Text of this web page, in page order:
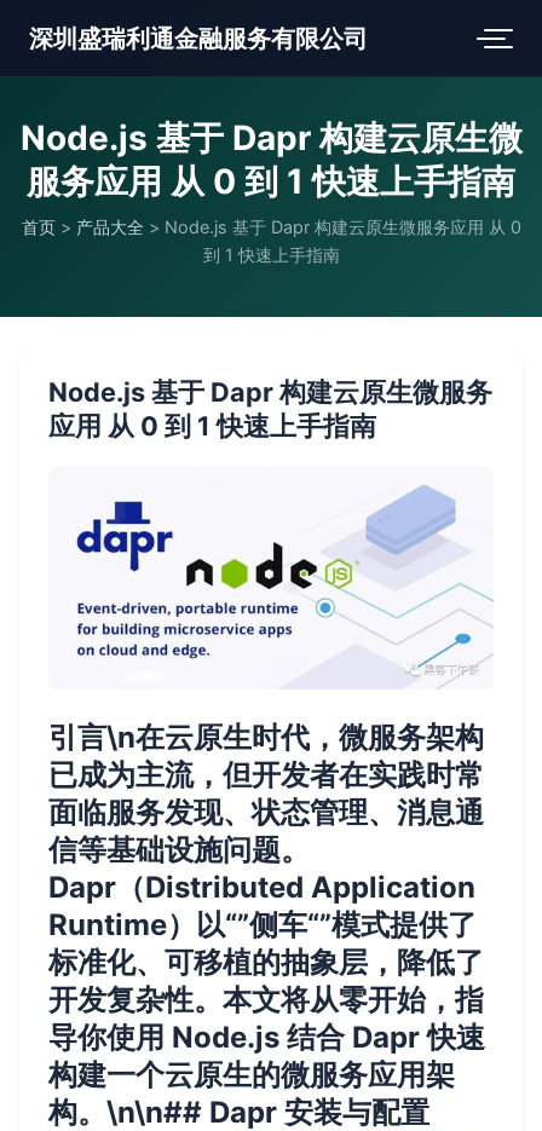
深圳盛瑞利通金融服务有限公司
Node.js 基于 Dapr 构建云原生微
服务应用 从 0 到 1 快速上手指南
首页 > 产品大全 > Node.js 基于 Dapr 构建云原生微服务应用 从 0
到 1 快速上手指南
Node.js 基于 Dapr 构建云原生微服务
应用 从 0 到 1 快速上手指南
引言\n在云原生时代，微服务架构
已成为主流，但开发者在实践时常
面临服务发现、状态管理、消息通
信等基础设施问题。
Dapr（Distributed Application
Runtime）以“”侧车“”模式提供了
标准化、可移植的抽象层，降低了
开发复杂性。本文将从零开始，指
导你使用 Node.js 结合 Dapr 快速
构建一个云原生的微服务应用架
构。\n\n## Dapr 安装与配置